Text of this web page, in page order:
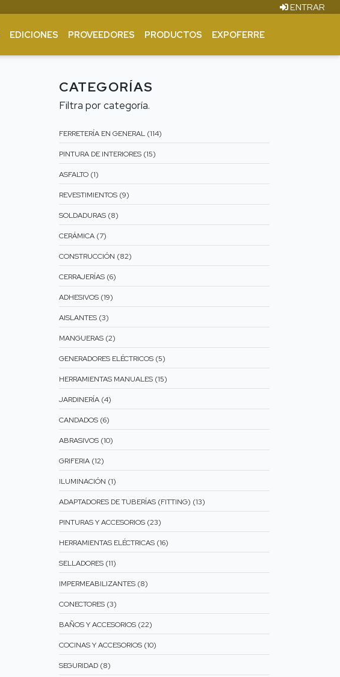
ENTRAR
EDICIONES PROVEEDORES PRODUCTOS EXPOFERRE
CATEGORÍAS
Filtra por categoría.
FERRETERÍA EN GENERAL (114)
PINTURA DE INTERIORES (15)
ASFALTO (1)
REVESTIMIENTOS (9)
SOLDADURAS (8)
CERÁMICA (7)
CONSTRUCCIÓN (82)
CERRAJERÍAS (6)
ADHESIVOS (19)
AISLANTES (3)
MANGUERAS (2)
GENERADORES ELÉCTRICOS (5)
HERRAMIENTAS MANUALES (15)
JARDINERÍA (4)
CANDADOS (6)
ABRASIVOS (10)
GRIFERIA (12)
ILUMINACIÓN (1)
ADAPTADORES DE TUBERÍAS (FITTING) (13)
PINTURAS Y ACCESORIOS (23)
HERRAMIENTAS ELÉCTRICAS (16)
SELLADORES (11)
IMPERMEABILIZANTES (8)
CONECTORES (3)
BAÑOS Y ACCESORIOS (22)
COCINAS Y ACCESORIOS (10)
SEGURIDAD (8)